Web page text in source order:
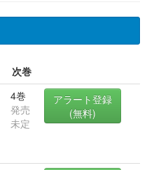
次巻
4巻
発売
未定
アラート登録
(無料)